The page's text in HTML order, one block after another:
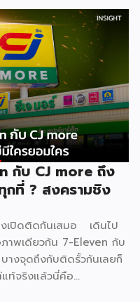
ภายใต้ตัวเลขที่สวยงาม
นั่นคือ ยิ่งตลาดใหญ่ การ
าถูกคือหนึ่งในสมรภูมิที่
1.สงครามที่ไม่มีใครกล้า
3.Case Study แบรนด์
สุด “พนักงาน” 5.บทสรุป
. สงครามบุฟเฟต์ไม่ได้เกิด
วามกลัว กลัวเสียลูกค้าให้
ย Food Cost ที่ดีควรอยู่
กับ CJ more ถึง
กที่ ? สงครามชิง
งเปิดติดกันเสมอ เดินไป
ภาพเดียวกัน 7-Eleven กับ
างจุดถึงกับติดรั้วกันเลยก็
ท้จริงแล้วนี่คือ